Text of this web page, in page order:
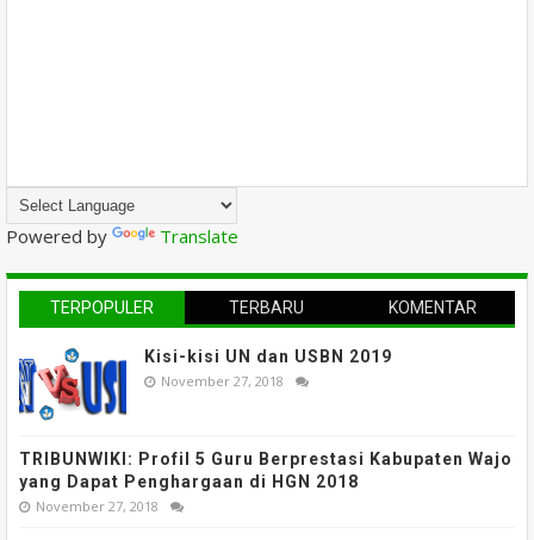
Powered by Translate
TERPOPULER TERBARU KOMENTAR
Kisi-kisi UN dan USBN 2019
November 27, 2018
TRIBUNWIKI: Profil 5 Guru Berprestasi Kabupaten Wajo
yang Dapat Penghargaan di HGN 2018
November 27, 2018